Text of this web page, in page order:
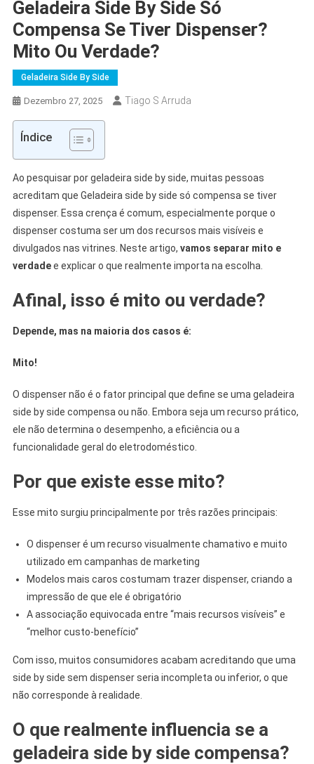
Geladeira Side By Side Só
Compensa Se Tiver Dispenser?
Mito Ou Verdade?
Geladeira Side By Side
Dezembro 27, 2025 Tiago S Arruda
Índice
Ao pesquisar por geladeira side by side, muitas pessoas
acreditam que Geladeira side by side só compensa se tiver
dispenser. Essa crença é comum, especialmente porque o
dispenser costuma ser um dos recursos mais visíveis e
divulgados nas vitrines. Neste artigo, vamos separar mito e
verdadee explicar o que realmente importa na escolha.
Afinal, isso é mito ou verdade?
Depende, mas na maioria dos casos é:
Mito!
O dispenser não é o fator principal que define se uma geladeira
side by side compensa ou não. Embora seja um recurso prático,
ele não determina o desempenho, a eficiência ou a
funcionalidade geral do eletrodoméstico.
Por que existe esse mito?
Esse mito surgiu principalmente por três razões principais:
O dispenser é um recurso visualmente chamativo e muito
utilizado em campanhas de marketing
Modelos mais caros costumam trazer dispenser, criando a
impressão de que ele é obrigatório
A associação equivocada entre “mais recursos visíveis” e
“melhor custo-benefício”
Com isso, muitos consumidores acabam acreditando que uma
side by side sem dispenser seria incompleta ou inferior, o que
não corresponde à realidade.
O que realmente influencia se a
geladeira side by side compensa?